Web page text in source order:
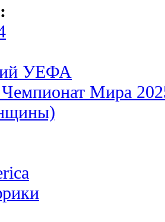
УЕФА
Мира